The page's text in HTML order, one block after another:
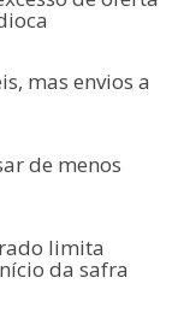
mas envios a
de menos
limita
da safra